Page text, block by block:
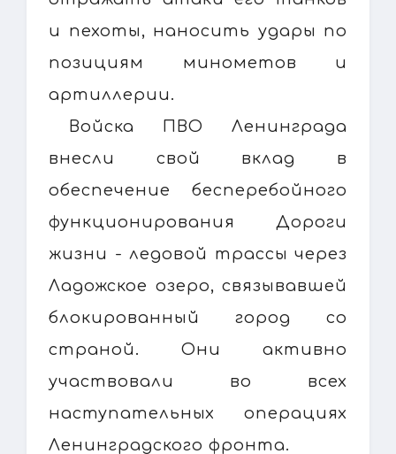
и пехоты, наносить удары по
позициям минометов и
артиллерии.
Войска ПВО Ленинграда
внесли свой вклад в
обеспечение бесперебойного
функционирования Дороги
жизни - ледовой трассы через
Ладожское озеро, связывавшей
блокированный город со
страной. Они активно
участвовали во всех
наступательных операциях
Ленинградского фронта.